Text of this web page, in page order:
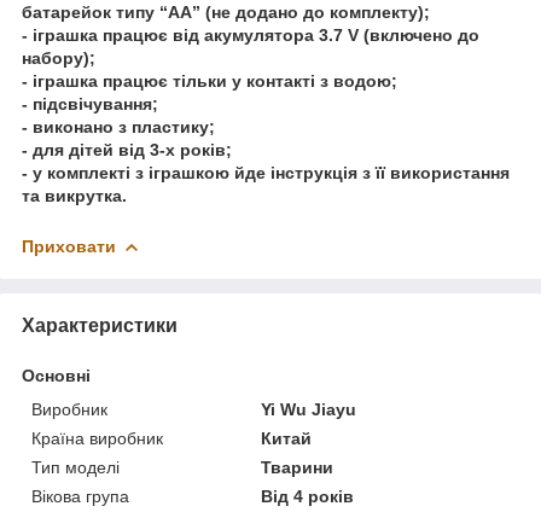
батарейок типу “АА” (не додано до комплекту);
- іграшка працює від акумулятора 3.7 V (включено до
набору);
- іграшка працює тільки у контакті з водою;
- підсвічування;
- виконано з пластику;
- для дітей від 3-х років;
- у комплекті з іграшкою йде інструкція з її використання
та викрутка.
Приховати
Характеристики
Основні
Виробник
Yi Wu Jiayu
Країна виробник
Китай
Тип моделі
Тварини
Вікова група
Від 4 років